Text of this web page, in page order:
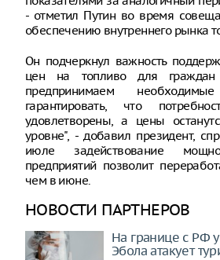
- отметил Путин во время
обеспечению внутреннего рынка
Он подчеркнул важность
цен на топливо для
предпринимаем
гарантировать, что
удовлетворены, а цены
уровне", - добавил президент,
июле задействование
предприятий позволит
чем в июне.
НОВОСТИ ПАРТНЕРОВ
На границе с РФ
Эбола атакует